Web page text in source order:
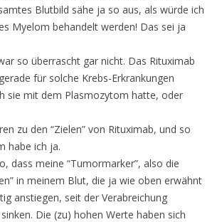
Blutbild sähe ja so aus, als würde ich
Myelom behandelt werden! Das sei ja
so überrascht gar nicht. Das Rituximab
für solche Krebs-Erkrankungen
sie mit dem Plasmozytom hatte, oder
zu den “Zielen” von Rituximab, und so
habe ich ja.
dass meine “Tumormarker”, also die
in meinem Blut, die ja wie oben erwähnt
anstiegen, seit der Verabreichung
Die (zu) hohen Werte haben sich